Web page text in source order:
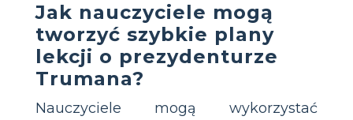
Jak nauczyciele mogą
tworzyć szybkie plany
lekcji o prezydenturze
Trumana?
Nauczyciele mogą wykorzystać